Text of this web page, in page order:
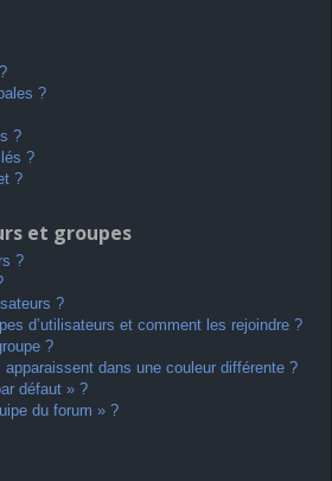
?
?
?
?
et groupes
?
?
d’utilisateurs et comment les rejoindre ?
?
dans une couleur différente ?
défaut » ?
du forum » ?